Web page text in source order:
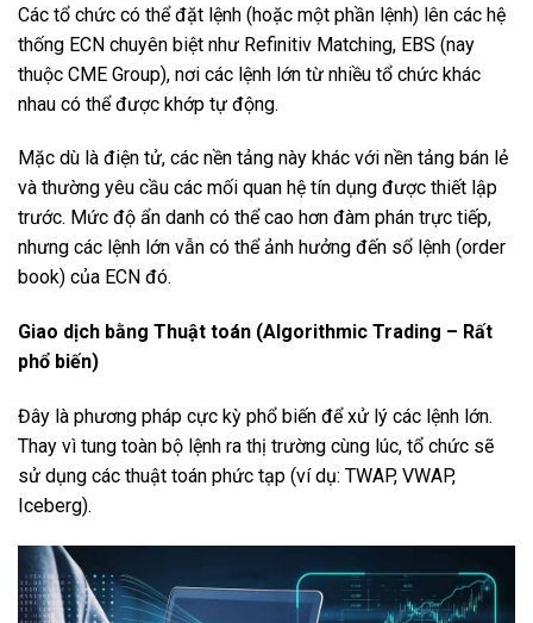
Các tổ chức có thể đặt lệnh (hoặc một phần lệnh) lên các hệ
thống ECN chuyên biệt như Refinitiv Matching, EBS (nay
thuộc CME Group), nơi các lệnh lớn từ nhiều tổ chức khác
nhau có thể được khớp tự động.
Mặc dù là điện tử, các nền tảng này khác với nền tảng bán lẻ
và thường yêu cầu các mối quan hệ tín dụng được thiết lập
trước. Mức độ ẩn danh có thể cao hơn đàm phán trực tiếp,
nhưng các lệnh lớn vẫn có thể ảnh hưởng đến sổ lệnh (order
book) của ECN đó.
Giao dịch bằng Thuật toán (Algorithmic Trading – Rất
phổ biến)
Đây là phương pháp cực kỳ phổ biến để xử lý các lệnh lớn.
Thay vì tung toàn bộ lệnh ra thị trường cùng lúc, tổ chức sẽ
sử dụng các thuật toán phức tạp (ví dụ: TWAP, VWAP,
Iceberg).